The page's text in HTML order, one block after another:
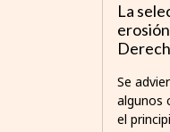
La
Se
algunos
el